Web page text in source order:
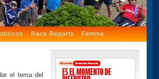
Race Reports Femme
el tema del